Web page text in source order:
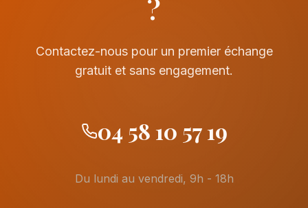
?
Contactez-nous pour un premier échange
gratuit et sans engagement.
04 58 10 57 19
Du lundi au vendredi, 9h - 18h